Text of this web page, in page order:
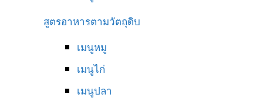
สูตรอาหารตามวัตถุดิบ
เมนูหมู
เมนูไก่
เมนูปลา